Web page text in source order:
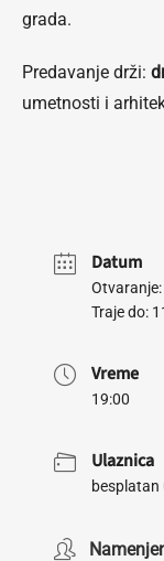
grada.
Predavanje drži:
umetnosti i
Datum
Traje do:
Vreme
19:00
Ulaznica
besplatan